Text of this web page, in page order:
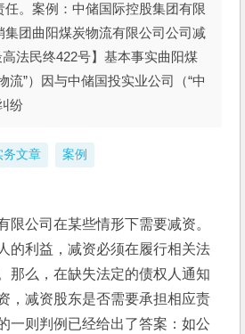
任。案例：中储国际控股集团有限
集团曲阳煤炭物流有限公司公司减
法民终422号】基本事实曲阳煤
流”）因与中储国投实业公司（“中
纷
务文章 案例
限公司在某些情形下需要减资。
的利益，减资必须在履行相关法
那么，在缺失法定的债权人通知
，减资股东是否需要承担相应责
一则判例已经给出了答案：如公